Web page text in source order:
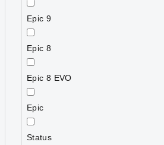
Epic 9
Epic 8
Epic 8 EVO
Epic
Status